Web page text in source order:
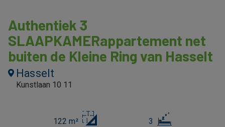
Authentiek 3
SLAAPKAMERappartement net
buiten de Kleine Ring van Hasselt
Hasselt
Kunstlaan 10 11
122 m² 3